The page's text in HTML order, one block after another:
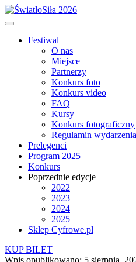
Festiwal
O nas
Miejsce
Partnerzy
Konkurs foto
Konkurs video
FAQ
Kursy
Konkurs fotograficzny
Regulamin wydarzenia
Prelegenci
Program 2025
Konkurs
Poprzednie edycje
2022
2023
2024
2025
Sklep Cyfrowe.pl
KUP BILET
Wpis opublikowano: 5 sierpnia,